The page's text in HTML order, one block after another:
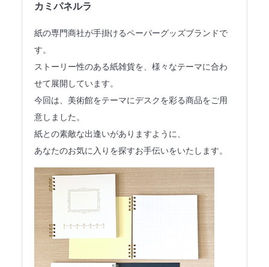
法人のみなさまへ
カミパネルラ
紙の専門商社が手掛けるペーパーグッズブランドで
す。
ストーリー性のある紙雑貨を、様々なテーマに合わ
せて展開しています。
今回は、美術館をテーマにデスクを彩る商品をご用
意しました。
紙との素敵な出逢いがありますように、
あなたのお気に入りを探すお手伝いをいたします。